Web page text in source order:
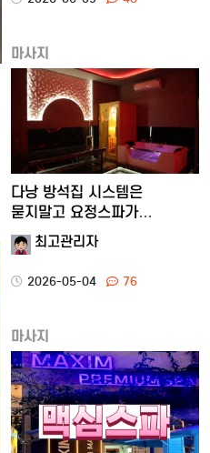
마사지
다낭 방석집 시스템은
묻지말고 요정스파가
해결합니다.
최고관리자
2026-05-04 76
마사지